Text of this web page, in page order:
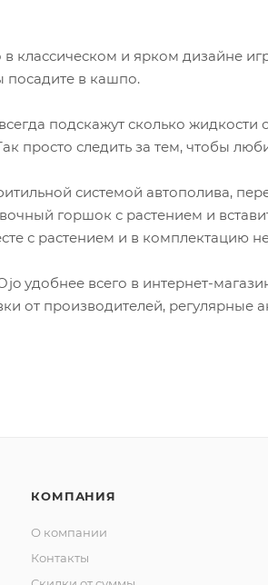
классическом и ярком дизайне
посадите в кашпо.
подскажут сколько
просто следить за тем, чтобы
системой автополива,
горшок с растением и
с растением и в комплектацию
удобнее всего в интернет-
от производителей, регулярные
КОМПАНИЯ
О компании
Контакты